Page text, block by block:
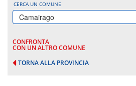
CERCA UN COMUNE
Camairago
CONFRONTA
CON UN ALTRO COMUNE
TORNA ALLA PROVINCIA